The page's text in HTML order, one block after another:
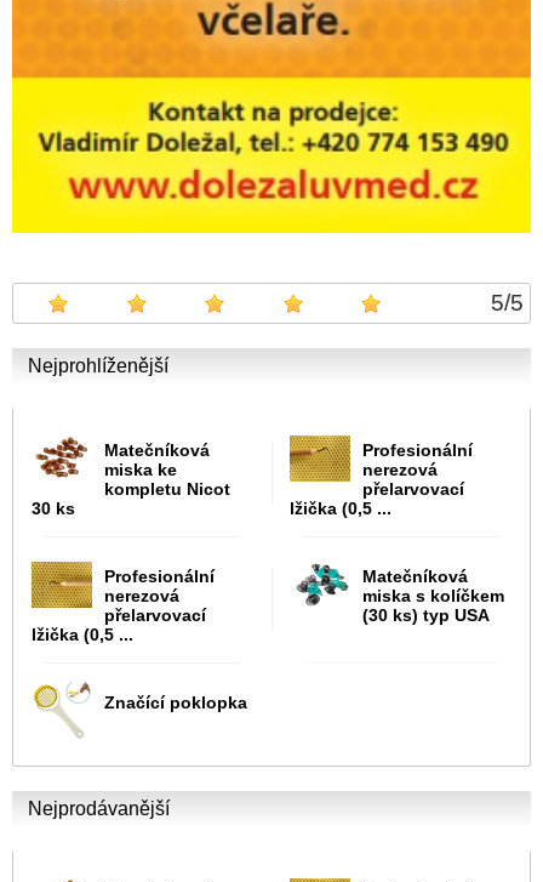
5/5
Nejprohlíženější
Matečníková
miska ke
kompletu Nicot
30 ks
Profesionální
nerezová
přelarvovací
lžička (0,5 ...
Profesionální
nerezová
přelarvovací
lžička (0,5 ...
Matečníková
miska s kolíčkem
(30 ks) typ USA
Značící poklopka
Nejprodávanější